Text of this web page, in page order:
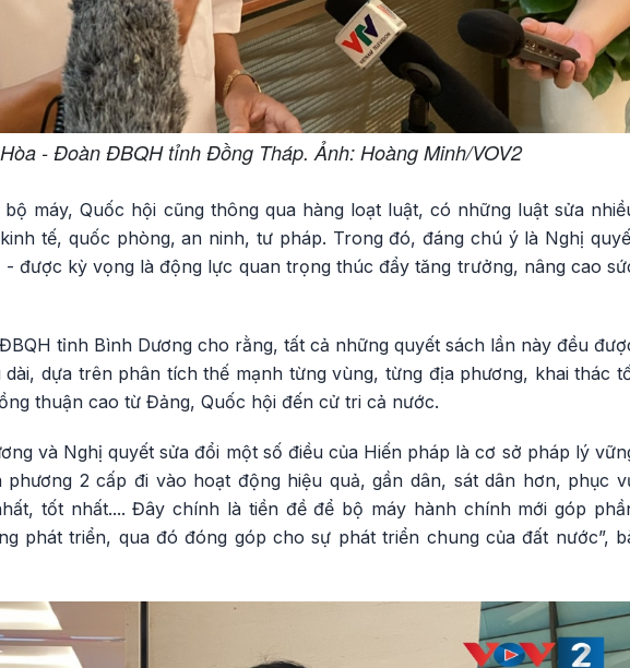
- Đoàn ĐBQH tỉnh Đồng Tháp. Ảnh: Hoàng Minh/VOV2
máy, Quốc hội cũng thông qua hàng loạt luật, có những luật sửa
tế, quốc phòng, an ninh, tư pháp. Trong đó, đáng chú ý là Nghị
được kỳ vọng là động lực quan trọng thúc đẩy tăng trưởng, nâng cao
tỉnh Bình Dương cho rằng, tất cả những quyết sách lần này đều
dựa trên phân tích thế mạnh từng vùng, từng địa phương, khai thác
thuận cao từ Đảng, Quốc hội đến cử tri cả nước.
và Nghị quyết sửa đổi một số điều của Hiến pháp là cơ sở pháp lý
2 cấp đi vào hoạt động hiệu quả, gần dân, sát dân hơn, phục
tốt nhất.... Đây chính là tiền đề để bộ máy hành chính mới góp
phát triển, qua đó đóng góp cho sự phát triển chung của đất nước”,